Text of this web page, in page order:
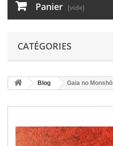
Panier (vide)
CATÉGORIES
Blog Gaia no Monshō